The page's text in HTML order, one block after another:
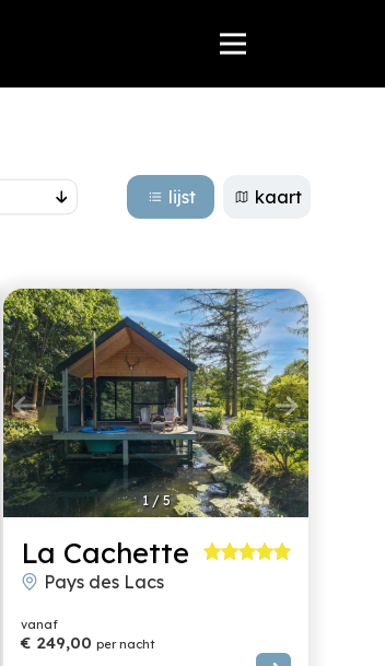
lijst kaart
La Cachette
Pays des Lacs
vanaf
€ 249,00 per nacht
1/5